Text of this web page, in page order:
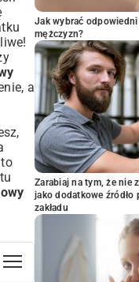
a
Jak wybrać
mężczyzn?
Zarabiaj na tym, że nie
jako dodatkowe
zakładu